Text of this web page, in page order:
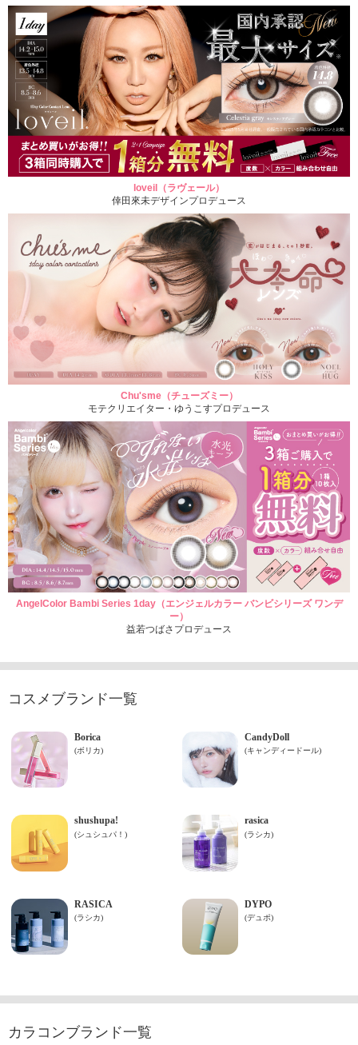
loveil（ラヴェール）
倖田來未デザインプロデュース
Chu'sme（チューズミー）
モテクリエイター・ゆうこすプロデュース
AngelColor Bambi Series 1day（エンジェルカラー バンビシリーズ ワンデ
ー）
益若つばさプロデュース
コスメブランド一覧
カラコンブランド一覧